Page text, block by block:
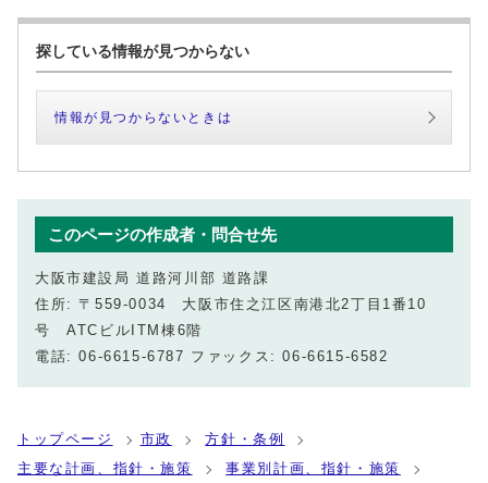
探している情報が見つからない
情報が見つからないときは
このページの作成者・問合せ先
大阪市建設局 道路河川部 道路課
住所: 〒559-0034 大阪市住之江区南港北2丁目1番10
号 ATCビルITM棟6階
電話: 06-6615-6787 ファックス: 06-6615-6582
トップページ 市政
方針・条例
主要な計画、指針・施策
事業別計画、指針・施策